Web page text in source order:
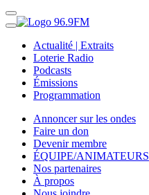
Actualité | Extraits
Loterie Radio
Podcasts
Émissions
Programmation
Annoncer sur les ondes
Faire un don
Devenir membre
ÉQUIPE/ANIMATEURS
Nos partenaires
À propos